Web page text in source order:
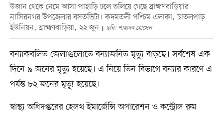
উজান থেকে নেমে আসা পাহাড়ি ঢলে তলিয়ে গেছে ব্রাহ্মণবাড়িয়ার
নাসিরনগর উপজেলার বসতভিটা। কদমতলী পশ্চিম এলাকা, চাতলপাড়
ইউনিয়ন, ব্রাহ্মণবাড়িয়া, ২২ জুন
ছবি: শাহাদৎ হোসেন
বন্যাকবলিত জেলাগুলোতে বন্যাজনিত মৃত্যু বাড়ছে। সর্বশেষ এক
দিনে ৯ জনের মৃত্যু হয়েছে। এ নিয়ে তিন বিভাগে বন্যার কারণে এ
পর্যন্ত ৮২ জনের মৃত্যু হয়েছে।
স্বাস্থ্য অধিদপ্তরের হেলথ ইমার্জেন্সি অপারেশন ও কন্ট্রোল রুম